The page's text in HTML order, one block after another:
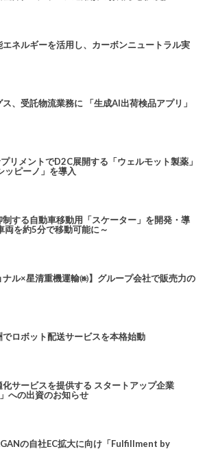
ネルギーを活用し、カーボンニュートラル実
、受託物流業務に 「生成AI出荷検品アプリ」
リメントでD2C展開する「ウェルモット製薬」
ッピーノ」を導入
する自動車移動用「スケーター」を開発・導
両を約5分で移動可能に～
ナル×星清重機運輸㈱】グループ会社で販売力の
ロボット配送サービスを本格始動
化サービスを提供する スタートアップ企業
への出資のお知らせ
の自社EC拡大に向け「Fulfillment by